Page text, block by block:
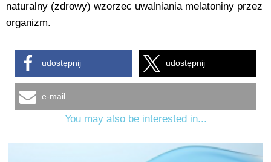
naturalny (zdrowy) wzorzec uwalniania melatoniny przez
organizm.
udostępnij udostępnij
e-mail
You may also be interested in...